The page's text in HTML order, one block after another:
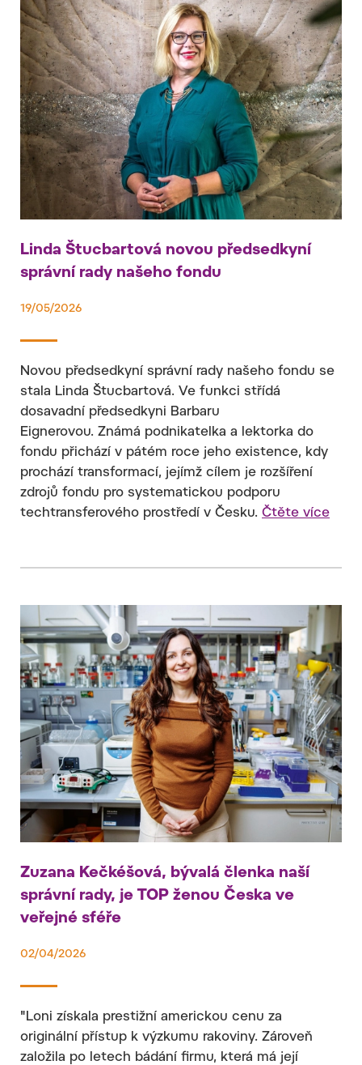
Linda Štucbartová novou předsedkyní
správní rady našeho fondu
19/05/2026
Novou předsedkyní správní rady našeho fondu se
stala Linda Štucbartová. Ve funkci střídá
dosavadní předsedkyni Barbaru
Eignerovou. Známá podnikatelka a lektorka do
fondu přichází v pátém roce jeho existence, kdy
prochází transformací, jejímž cílem je rozšíření
zdrojů fondu pro systematickou podporu
techtransferového prostředí v Česku. Čtěte více
Zuzana Kečkéšová, bývalá členka naší
správní rady, je TOP ženou Česka ve
veřejné sféře
02/04/2026
"Loni získala prestižní americkou cenu za
originální přístup k výzkumu rakoviny. Zároveň
založila po letech bádání firmu, která má její